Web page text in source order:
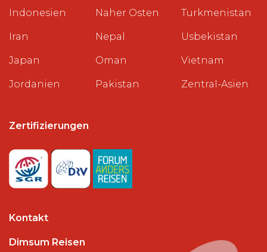
Indonesien
Iran
Japan
Jordanien
Naher Osten
Nepal
Oman
Pakistan
Turkmenistan
Usbekistan
Vietnam
Zentral-Asien
Zertifizierungen
Kontakt
Dimsum Reisen